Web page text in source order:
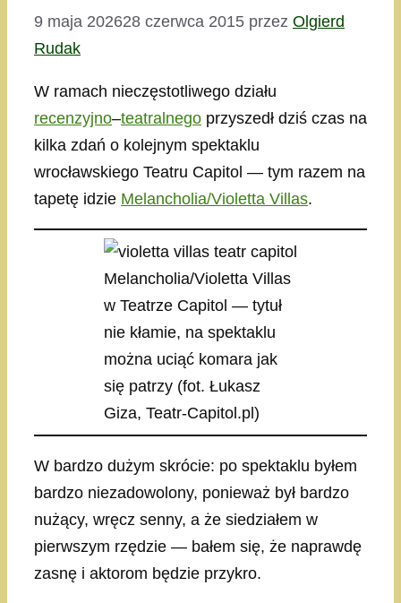
9 maja 202628 czerwca 2015 przez Olgierd
Rudak
W ramach nieczęstotliwego działu
recenzyjno–teatralnego przyszedł dziś czas na
kilka zdań o kolejnym spektaklu
wrocławskiego Teatru Capitol — tym razem na
tapetę idzie Melancholia/Violetta Villas.
Melancholia/Violetta Villas
w Teatrze Capitol — tytuł
nie kłamie, na spektaklu
można uciąć komara jak
się patrzy (fot. Łukasz
Giza, Teatr-Capitol.pl)
W bardzo dużym skrócie: po spektaklu byłem
bardzo niezadowolony, ponieważ był bardzo
nużący, wręcz senny, a że siedziałem w
pierwszym rzędzie — bałem się, że naprawdę
zasnę i aktorom będzie przykro.